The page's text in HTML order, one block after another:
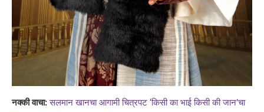
नक्की वाचा:सलमान खानचा आगामी चित्रपट ‘किसी का भाई किसी की जान’चा